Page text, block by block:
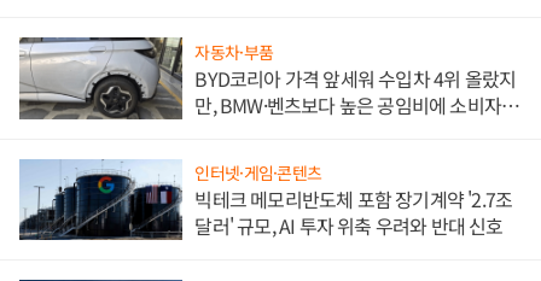
자동차·부품
BYD코리아 가격 앞세워 수입차 4위 올랐지
만, BMW·벤츠보다 높은 공임비에 소비자
인터넷·게임·콘텐츠
빅테크 메모리반도체 포함 장기계약 '2.7조
달러' 규모, AI 투자 위축 우려와 반대 신호